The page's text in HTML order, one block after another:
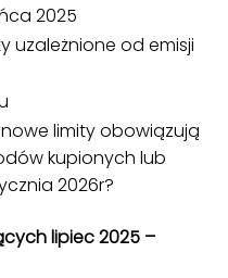
2025
uzależnione od emisji
limity obowiązują
kupionych lub
2026r?
lipiec 2025 –